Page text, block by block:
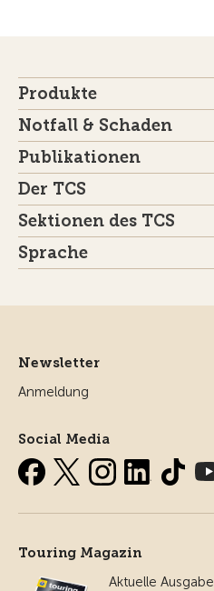
Produkte
Notfall & Schaden
Publikationen
Der TCS
Sektionen des TCS
Sprache
Newsletter
Anmeldung
Social Media
Touring Magazin
Aktuelle Ausgabe